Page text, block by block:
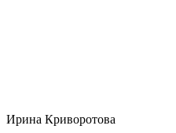
Ирина Криворотова